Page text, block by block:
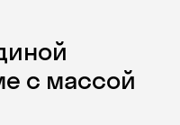
с массой